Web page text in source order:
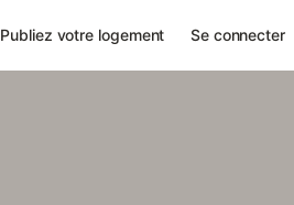
Publiez votre logement Se connecter